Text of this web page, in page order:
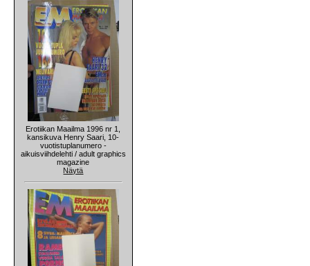
Erotiikan Maailma 1996 nr 1,
kansikuva Henry Saari, 10-
vuotistuplanumero -
aikuisviihdelehti / adult graphics
magazine
Näytä